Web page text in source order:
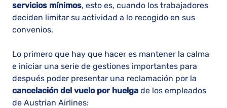
servicios mínimos, esto es, cuando los trabajadores
deciden limitar su actividad a lo recogido en sus
convenios.
Lo primero que hay que hacer es mantener la calma
e iniciar una serie de gestiones importantes para
después poder presentar una reclamación por la
cancelación del vuelo por huelga de los empleados
de Austrian Airlines: